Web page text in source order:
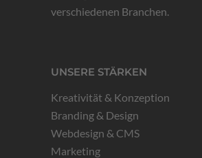
verschiedenen Branchen.
UNSERE STÄRKEN
Kreativität & Konzeption
Branding & Design
Webdesign & CMS
Marketing